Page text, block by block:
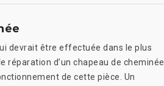
devrait être effectuée dans le plus
d’un chapeau de cheminée
de cette pièce. Un